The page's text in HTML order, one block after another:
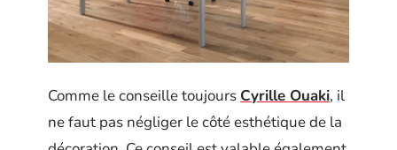
Comme le conseille toujours Cyrille Ouaki, il
ne faut pas négliger le côté esthétique de la